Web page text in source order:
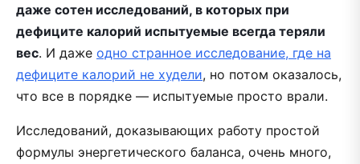
даже сотен исследований, в которых при
дефиците калорий испытуемые всегда теряли
вес. И даже одно странное исследование, где на
дефиците калорий не худели, но потом оказалось,
что все в порядке — испытуемые просто врали.
Исследований, доказывающих работу простой
формулы энергетического баланса, очень много,